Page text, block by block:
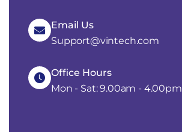
Email Us
Support@vintech.com
Office Hours
Mon - Sat: 9.00am - 4.00pm